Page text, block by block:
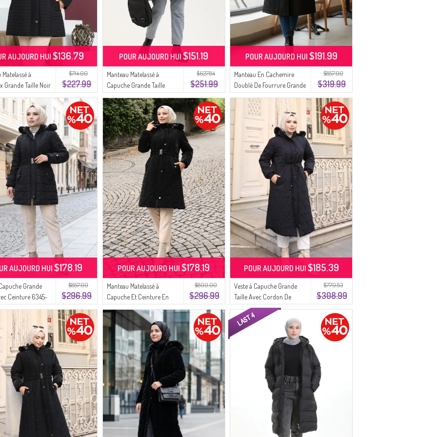
$714.00
$227.99
à
Grande Taille Noir
AUJOURD HUI $136.79
$627.84
$251.99
Manteau Matelassé à
Capuche Grande Taille
6132-01 Noir
POUR AUJOURD HUI$151.19
$857.00
$319.99
Manteau En Cachemire
Doublé De Fourrure Grande
Taille 6247-01 Noir
POUR AUJOURD HUI $191.99
$857.00
$296.99
Grande
Ceinture 6345-
AUJOURD HUI $178.19
$800.00
$296.99
Manteau Matelassé à
Capuche Et Ceinture En
Fourrure 6307-01 Noir
POUR AUJOURD HUI$178.19
$770.53
$308.99
Veste à Capuche Grande
Taille Avec Cordon De
Serrage à La Taille 6343-01
Noire
POUR AUJOURD HUI $185.39